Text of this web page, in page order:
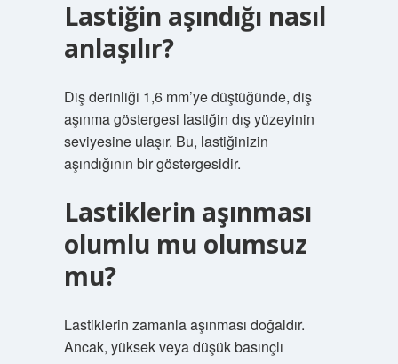
Lastiğin aşındığı nasıl
anlaşılır?
Diş derinliği 1,6 mm’ye düştüğünde, diş
aşınma göstergesi lastiğin dış yüzeyinin
seviyesine ulaşır. Bu, lastiğinizin
aşındığının bir göstergesidir.
Lastiklerin aşınması
olumlu mu olumsuz
mu?
Lastiklerin zamanla aşınması doğaldır.
Ancak, yüksek veya düşük basınçlı